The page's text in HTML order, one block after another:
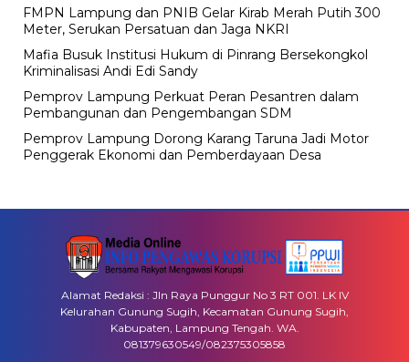
FMPN Lampung dan PNIB Gelar Kirab Merah Putih 300
Meter, Serukan Persatuan dan Jaga NKRI
Mafia Busuk Institusi Hukum di Pinrang Bersekongkol
Kriminalisasi Andi Edi Sandy
Pemprov Lampung Perkuat Peran Pesantren dalam
Pembangunan dan Pengembangan SDM
Pemprov Lampung Dorong Karang Taruna Jadi Motor
Penggerak Ekonomi dan Pemberdayaan Desa
Alamat Redaksi : Jln Raya Punggur No 3 RT 001. LK IV
Kelurahan Gunung Sugih, Kecamatan Gunung Sugih,
Kabupaten, Lampung Tengah. WA.
081379630549/082375305858